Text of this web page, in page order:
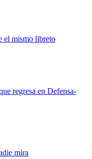
el mismo libreto
regresa en Defensa-
mira